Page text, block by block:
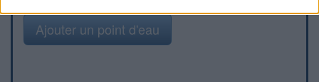
Ajouter un point d'eau